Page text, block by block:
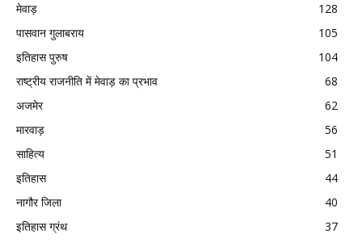
मेवाड़
128
पासवान गुलाबराय
105
इतिहास पुरुष
104
राष्ट्रीय राजनीति में मेवाड़ का प्रभाव
68
अजमेर
62
मारवाड़
56
साहित्य
51
इतिहास
44
नागौर जिला
40
इतिहास ग्रंथ
37